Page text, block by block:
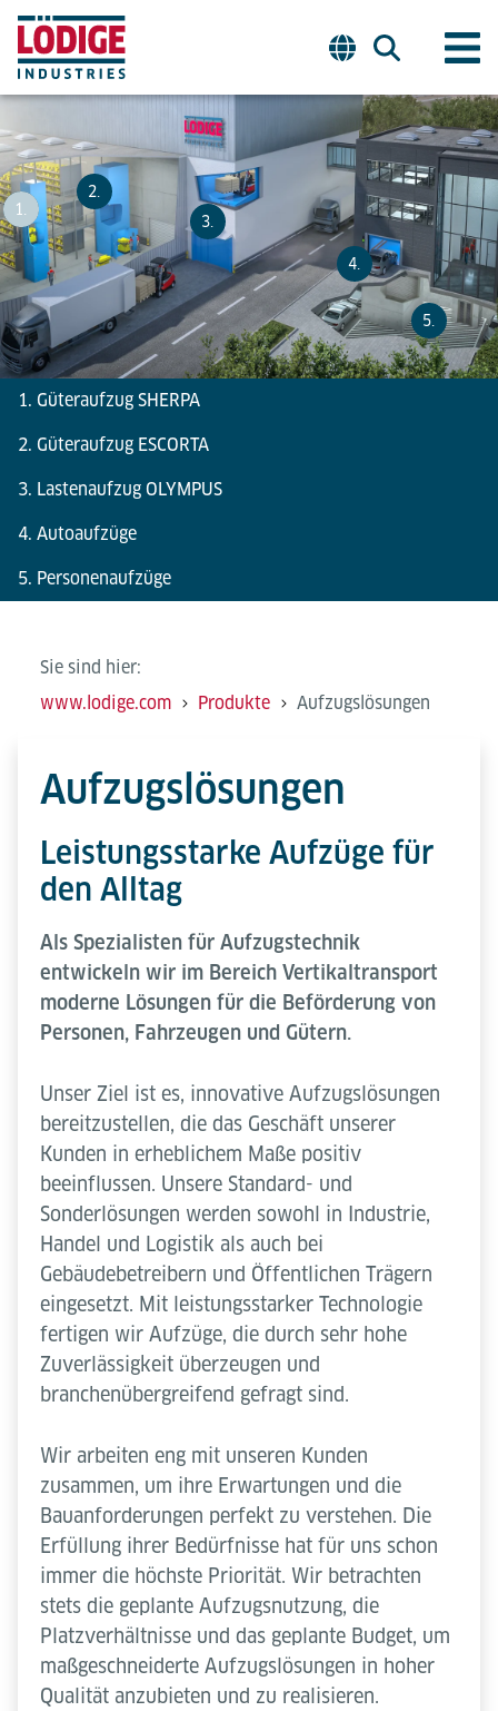
1.
2.
3.
4.
5.
1. Güteraufzug SHERPA
2. Güteraufzug ESCORTA
3. Lastenaufzug OLYMPUS
4. Autoaufzüge
5. Personenaufzüge
Sie sind hier:
www.lodige.com
Produkte Aufzugslösungen
Aufzugslösungen
Leistungsstarke Aufzüge für
den Alltag
Als Spezialisten für Aufzugstechnik
entwickeln wir im Bereich Vertikaltransport
moderne Lösungen für die Beförderung von
Personen, Fahrzeugen und Gütern.
Unser Ziel ist es, innovative Aufzugslösungen
bereitzustellen, die das Geschäft unserer
Kunden in erheblichem Maße positiv
beeinflussen. Unsere Standard- und
Sonderlösungen werden sowohl in Industrie,
Handel und Logistik als auch bei
Gebäudebetreibern und Öffentlichen Trägern
eingesetzt. Mit leistungsstarker Technologie
fertigen wir Aufzüge, die durch sehr hohe
Zuverlässigkeit überzeugen und
branchenübergreifend gefragt sind.
Wir arbeiten eng mit unseren Kunden
zusammen, um ihre Erwartungen und die
Bauanforderungen perfekt zu verstehen. Die
Erfüllung ihrer Bedürfnisse hat für uns schon
immer die höchste Priorität. Wir betrachten
stets die geplante Aufzugsnutzung, die
Platzverhältnisse und das geplante Budget, um
maßgeschneiderte Aufzugslösungen in hoher
Qualität anzubieten und zu realisieren.